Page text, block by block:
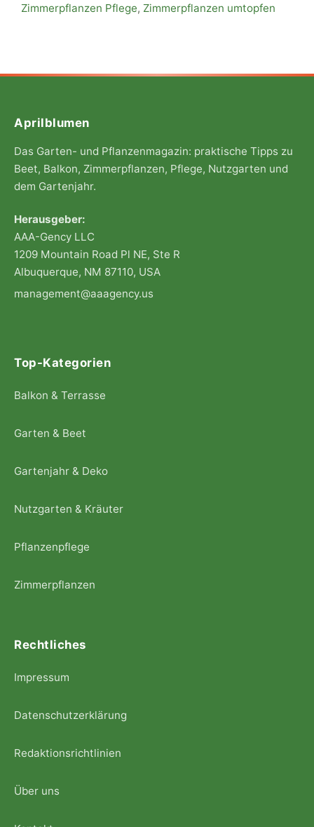
Zimmerpflanzen Pflege, Zimmerpflanzen umtopfen
Aprilblumen
Das Garten- und Pflanzenmagazin: praktische Tipps zu
Beet, Balkon, Zimmerpflanzen, Pflege, Nutzgarten und
dem Gartenjahr.
Herausgeber:
AAA-Gency LLC
1209 Mountain Road Pl NE, Ste R
Albuquerque, NM 87110, USA
management@aaagency.us
Top-Kategorien
Balkon & Terrasse
Garten & Beet
Gartenjahr & Deko
Nutzgarten & Kräuter
Pflanzenpflege
Zimmerpflanzen
Rechtliches
Impressum
Datenschutzerklärung
Redaktionsrichtlinien
Über uns